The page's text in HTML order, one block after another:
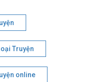
Truyện
online